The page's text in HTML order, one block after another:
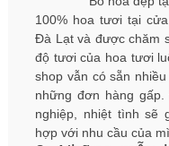
100% hoa tươi tại
Đà Lạt và được chăm
độ tươi của hoa tươi
shop vẫn có sẵn
những đơn hàng
nghiệp, nhiệt tình sẽ
hợp với nhu cầu của